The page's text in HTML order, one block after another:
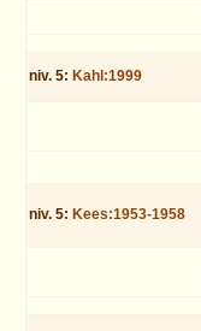
niv. 5: Kahl:1999
niv. 5: Kees:1953-1958